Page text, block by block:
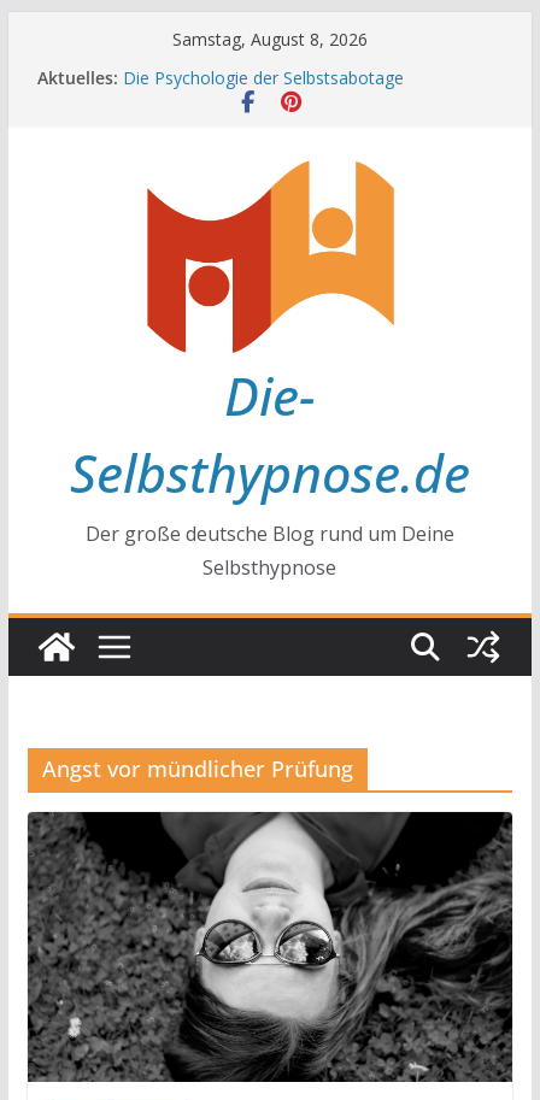
Samstag, August 8, 2026
Aktuelles: Die Psychologie der Selbstsabotage
Die Wissenschaft hinter Neugier und Kreativität
Die Wissenschaft der Gewohnheiten
Achtsamkeit im Alltag
Die-
Selbsthypnose.de
Der große deutsche Blog rund um Deine
Selbsthypnose
Angst vor mündlicher Prüfung